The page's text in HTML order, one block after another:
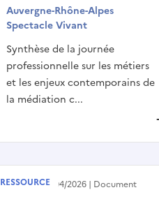
Auvergne-Rhône-Alpes
Spectacle Vivant
Synthèse de la journée
professionnelle sur les métiers
et les enjeux contemporains de
la médiation c...
Publié le08/04/2026 Document
RESSOURCE